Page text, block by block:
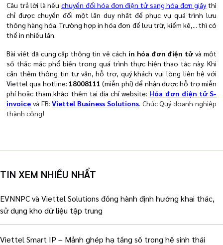
Câu trả lời là nếu chuyển đổi hóa đơn điện tử sang hóa đơn giấythì
chỉ được chuyển đổi một lần duy nhất để phục vụ quá trình lưu
thông hàng hóa. Trường hợp in hóa đơn để lưu trữ, kiểm kê,... thì có
thể in nhiều lần.
Bài viết đã cung cấp thông tin về cách in hóa đơn điện tử và một
số thắc mắc phổ biến trong quá trình thực hiện thao tác này. Khi
cần thêm thông tin tư vấn, hỗ trợ, quý khách vui lòng liên hệ với
Viettel qua hotline: 18008111 (miễn phí) để nhận được hỗ trợ miễn
phí hoặc tham khảo thêm tại địa chỉ website: Hóa đơn điện tử S-
invoice và FB:Viettel Business Solutions. Chúc Quý doanh nghiệp
thành công!
TIN XEM NHIỀU NHẨT
EVNNPC và Viettel Solutions đồng hành định hướng khai thác,
sử dụng kho dữ liệu tập trung
Viettel Smart IP – Mảnh ghép hạ tầng số trong hệ sinh thái